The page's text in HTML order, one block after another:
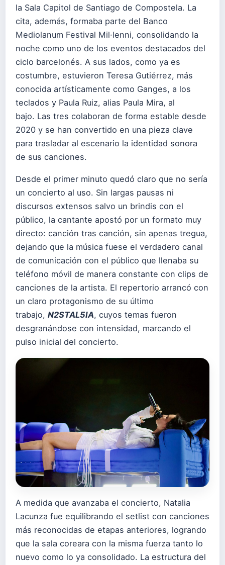
la Sala Capitol de Santiago de Compostela. La
cita, además, formaba parte del Banco
Mediolanum Festival Mil·lenni, consolidando la
noche como uno de los eventos destacados del
ciclo barcelonés. A sus lados, como ya es
costumbre, estuvieron Teresa Gutiérrez, más
conocida artísticamente como Ganges, a los
teclados y Paula Ruiz, alias Paula Mira, al
bajo. Las tres colaboran de forma estable desde
2020 y se han convertido en una pieza clave
para trasladar al escenario la identidad sonora
de sus canciones.
Desde el primer minuto quedó claro que no sería
un concierto al uso. Sin largas pausas ni
discursos extensos salvo un brindis con el
público, la cantante apostó por un formato muy
directo: canción tras canción, sin apenas tregua,
dejando que la música fuese el verdadero canal
de comunicación con el público que llenaba su
teléfono móvil de manera constante con clips de
canciones de la artista. El repertorio arrancó con
un claro protagonismo de su último
trabajo, N2STAL5IA, cuyos temas fueron
desgranándose con intensidad, marcando el
pulso inicial del concierto.
A medida que avanzaba el concierto, Natalia
Lacunza fue equilibrando el setlist con canciones
más reconocidas de etapas anteriores, logrando
que la sala coreara con la misma fuerza tanto lo
nuevo como lo ya consolidado. La estructura del